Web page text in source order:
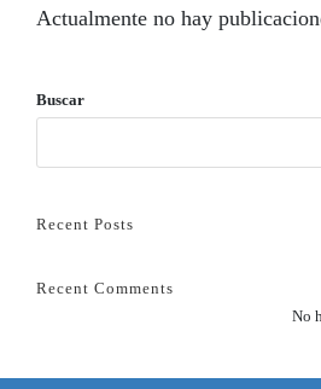
Actualmente no hay
Buscar
Recent Posts
Recent Comments
No